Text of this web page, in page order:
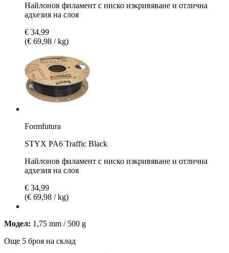
Найлонов филамент с ниско изкривяване и отлична
адхезия на слоя
€ 34,99
(€ 69,98 / kg)
Formfutura
STYX PA6 Traffic Black
Найлонов филамент с ниско изкривяване и отлична
адхезия на слоя
€ 34,99
(€ 69,98 / kg)
Модел: 1,75 mm / 500 g
Още 5 броя на склад